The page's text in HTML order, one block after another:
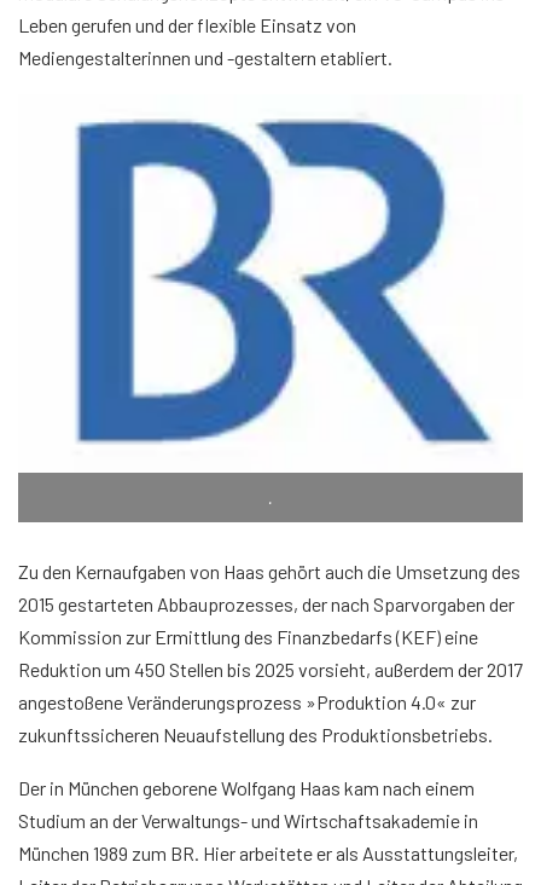
Leben gerufen und der flexible Einsatz von
Mediengestalterinnen und -gestaltern etabliert.
.
Zu den Kernaufgaben von Haas gehört auch die Umsetzung des
2015 gestarteten Abbauprozesses, der nach Sparvorgaben der
Kommission zur Ermittlung des Finanzbedarfs (KEF) eine
Reduktion um 450 Stellen bis 2025 vorsieht, außerdem der 2017
angestoßene Veränderungsprozess »Produktion 4.0« zur
zukunftssicheren Neuaufstellung des Produktionsbetriebs.
Der in München geborene Wolfgang Haas kam nach einem
Studium an der Verwaltungs- und Wirtschaftsakademie in
München 1989 zum BR. Hier arbeitete er als Ausstattungsleiter,